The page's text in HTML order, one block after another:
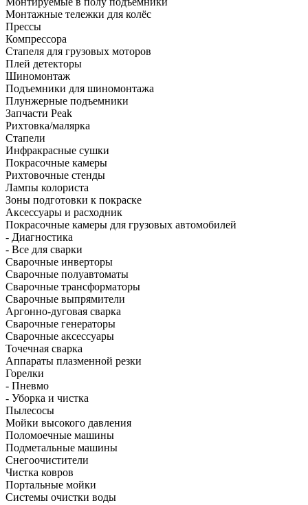
Монтажные тележки для колёс
Прессы
Компрессора
Стапеля для грузовых моторов
Плей детекторы
Шиномонтаж
Подъемники для шиномонтажа
Плунжерные подъемники
Запчасти Peak
Рихтовка/малярка
Стапели
Инфракрасные сушки
Покрасочные камеры
Рихтовочные стенды
Лампы колориста
Зоны подготовки к покраске
Аксессуары и расходник
Покрасочные камеры для грузовых автомобилей
- Диагностика
- Все для сварки
Сварочные инверторы
Сварочные полуавтоматы
Сварочные трансформаторы
Сварочные выпрямители
Аргонно-дуговая сварка
Сварочные генераторы
Сварочные аксессуары
Точечная сварка
Аппараты плазменной резки
Горелки
- Пневмо
- Уборка и чистка
Пылесосы
Мойки высокого давления
Поломоечные машины
Подметальные машины
Снегоочистители
Чистка ковров
Портальные мойки
Системы очистки воды